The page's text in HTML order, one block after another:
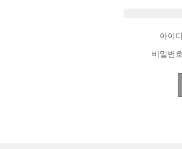
아이
비밀번